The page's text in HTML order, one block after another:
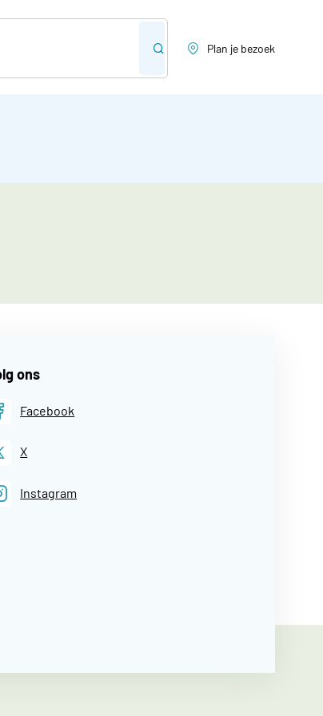
Plan je bezoek
ons
Facebook
X
Instagram